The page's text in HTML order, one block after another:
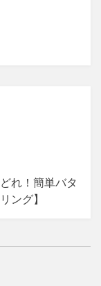
れ！簡単バタ
ング】